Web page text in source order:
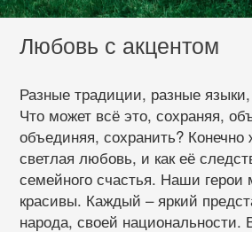
Любовь с акцентом
Разные традиции, разные
Что может всё это, сохраняя,
объединяя, сохранить?
светлая любовь, и как её
семейного счастья. Наши
красивы. Каждый – яркий
народа, своей национальности.